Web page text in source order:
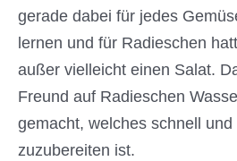
gerade dabei für jedes
lernen und für Radieschen
außer vielleicht einen Salat.
Freund auf Radieschen
gemacht, welches schnell und
zuzubereiten ist.